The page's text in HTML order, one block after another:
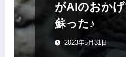
がAIのおか
蘇った♪
2023年5月31日